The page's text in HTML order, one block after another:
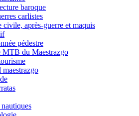
baroque
carlistes
civile, après-guerre et maquis
pédestre
MTB du Maestrazgo
maestrazgo